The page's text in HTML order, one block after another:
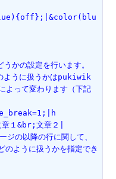
かの設定を行います。
ように扱うかはpukiwik
って変わります（下記
１&br;文章２|
の以降の行に関して、
ように扱うかを指定でき